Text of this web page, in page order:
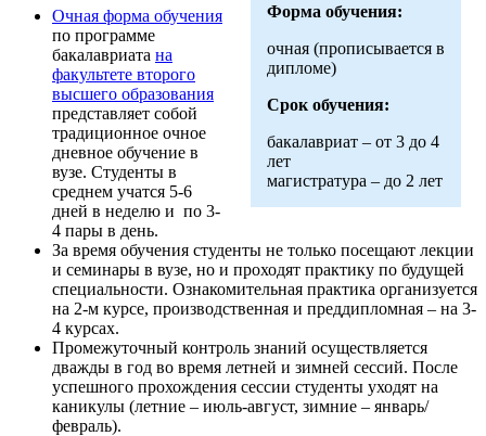
Форма обучения:
очная (прописывается в
дипломе)
Срок обучения:
бакалавриат – от 3 до 4
лет
магистратура – до 2 лет
Очная форма обучения
по программе
бакалавриата на
факультете второго
высшего образования
представляет собой
традиционное очное
дневное обучение в
вузе. Студенты в
среднем учатся 5-6
дней в неделю и по 3-
4 пары в день.
За время обучения студенты не только посещают лекции
и семинары в вузе, но и проходят практику по будущей
специальности. Ознакомительная практика организуется
на 2-м курсе, производственная и преддипломная – на 3-
4 курсах.
Промежуточный контроль знаний осуществляется
дважды в год во время летней и зимней сессий. После
успешного прохождения сессии студенты уходят на
каникулы (летние – июль-август, зимние – январь/
февраль).